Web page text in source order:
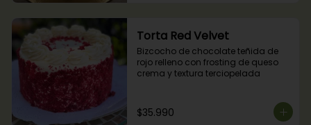
Torta Red Velvet
Bizcocho de chocolate teñida de
rojo relleno con frosting de queso
crema y textura terciopelada
$35.990